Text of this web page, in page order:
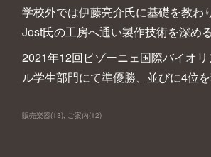
学校外では伊藤亮介氏に基礎を教わ
Jost氏の工房へ通い製作技術を深める
2021年12回ピゾーニェ国際バイオ
ル学生部門にて準優勝、並びに4位
販売楽器(13) ご案内(12)